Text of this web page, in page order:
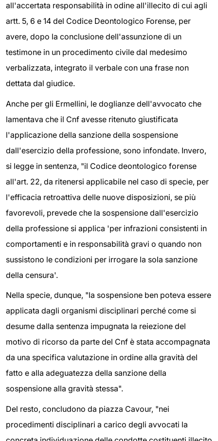
all'accertata responsabilità in odine all'illecito di cui agli
artt. 5, 6 e 14 del Codice Deontologico Forense, per
avere, dopo la conclusione dell'assunzione di un
testimone in un procedimento civile dal medesimo
verbalizzata, integrato il verbale con una frase non
dettata dal giudice.
Anche per gli Ermellini, le doglianze dell'avvocato che
lamentava che il Cnf avesse ritenuto giustificata
l'applicazione della sanzione della sospensione
dall'esercizio della professione, sono infondate. Invero,
si legge in sentenza, "il Codice deontologico forense
all'art. 22, da ritenersi applicabile nel caso di specie, per
l'efficacia retroattiva delle nuove disposizioni, se più
favorevoli, prevede che la sospensione dall'esercizio
della professione si applica 'per infrazioni consistenti in
comportamenti e in responsabilità gravi o quando non
sussistono le condizioni per irrogare la sola sanzione
della censura'.
Nella specie, dunque, "la sospensione ben poteva essere
applicata dagli organismi disciplinari perché come si
desume dalla sentenza impugnata la reiezione del
motivo di ricorso da parte del Cnf è stata accompagnata
da una specifica valutazione in ordine alla gravità del
fatto e alla adeguatezza della sanzione della
sospensione alla gravità stessa".
Del resto, concludono da piazza Cavour, "nei
procedimenti disciplinari a carico degli avvocati la